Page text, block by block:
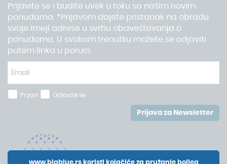
Prijavite se i budite uvek u toku sa našim novim
ponudama. *Prijavom dajete pristanak na obradu
svoje imejl adrese u svrhu obaveštavanja o
ponudama. U svakom trenutku možete se odjaviti
putem linka u poruci.
Prijavi Odjavite se
Prijava za Newsletter